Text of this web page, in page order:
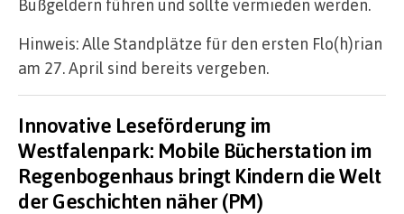
Bußgeldern führen und sollte vermieden werden.
Hinweis: Alle Standplätze für den ersten Flo(h)rian
am 27. April sind bereits vergeben.
Innovative Leseförderung im
Westfalenpark: Mobile Bücherstation im
Regenbogenhaus bringt Kindern die Welt
der Geschichten näher (PM)